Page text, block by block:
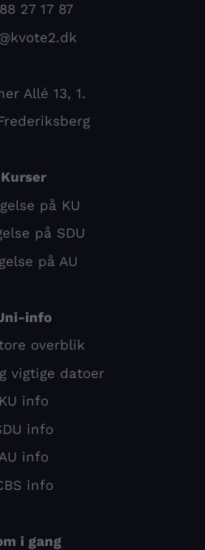
27 17 87
Allé 13, 1.
Kurser
på KU
på SDU
på AU
info
overblik
vigtige datoer
KU info
info
info
info
i gang